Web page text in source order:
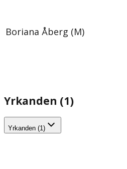
Boriana Åberg (M)
Yrkanden (1)
Yrkanden (1)